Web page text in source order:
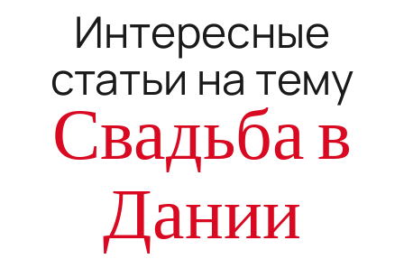
Интересные
статьи на тему
Свадьба в
Дании